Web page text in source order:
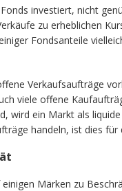
investiert, nicht
zu erheblichen
Fondsanteile
Verkaufsaufträge
viele offene
wird ein Markt als
handeln, ist dies
Märken zu